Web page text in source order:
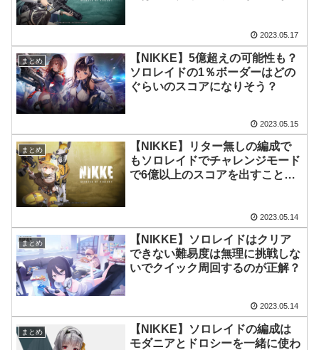
2023.05.17
まとめ
【NIKKE】5億超えの可能性も？
ソロレイドの1％ボーダーはどの
ぐらいのスコアになりそう？
2023.05.15
まとめ
【NIKKE】リター無しの編成で
もソロレイドでチャレンジモード
で6億以上のスコアを出すことは
2023.05.14
まとめ
【NIKKE】ソロレイドはクリア
できない難易度は無理に挑戦しな
いでクイック周回するのが正解？
2023.05.14
まとめ
【NIKKE】ソロレイドの編成は
モダニアとドロシーを一緒に使わ